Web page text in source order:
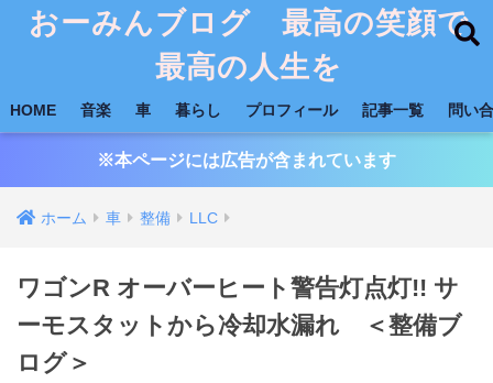
おーみんブログ 最高の笑顔で
最高の人生を
HOME 音楽 車 暮らし プロフィール 記事一覧 問い
※本ページには広告が含まれています
ホーム 車 整備 LLC
ワゴンR オーバーヒート警告灯点灯!! サ
ーモスタットから冷却水漏れ ＜整備ブ
ログ＞